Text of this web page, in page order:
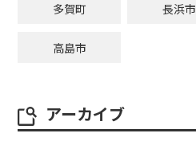
多賀町 長浜市
高島市
アーカイブ